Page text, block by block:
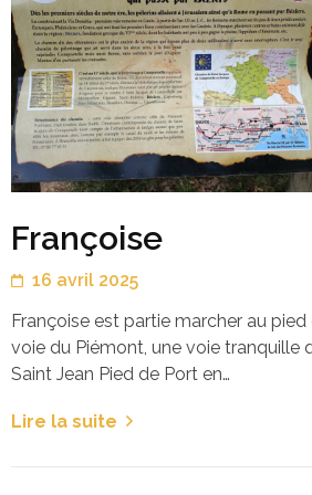
Françoise
16 avril 2025
Françoise est partie marcher au pied
voie du Piémont, une voie tranquille
Saint Jean Pied de Port en…
Lire la suite